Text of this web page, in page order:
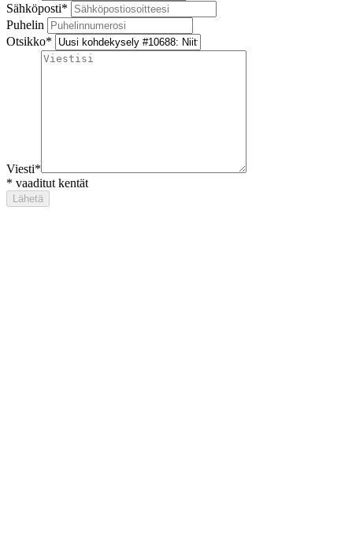
Sähköposti*
Puhelin
Otsikko*
Viesti*
* vaaditut kentät